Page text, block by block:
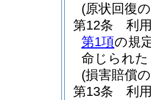
(原状回復
第12条
利
第1項の規
命じられ
(損害賠償
第13条
利